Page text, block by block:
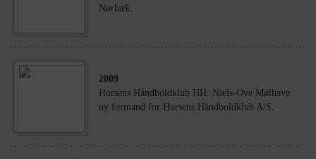
Nørbæk.
2009
Horsens Håndboldklub HH. Niels-Ove Mølhave
ny formand for Horsens Håndboldklub A/S.